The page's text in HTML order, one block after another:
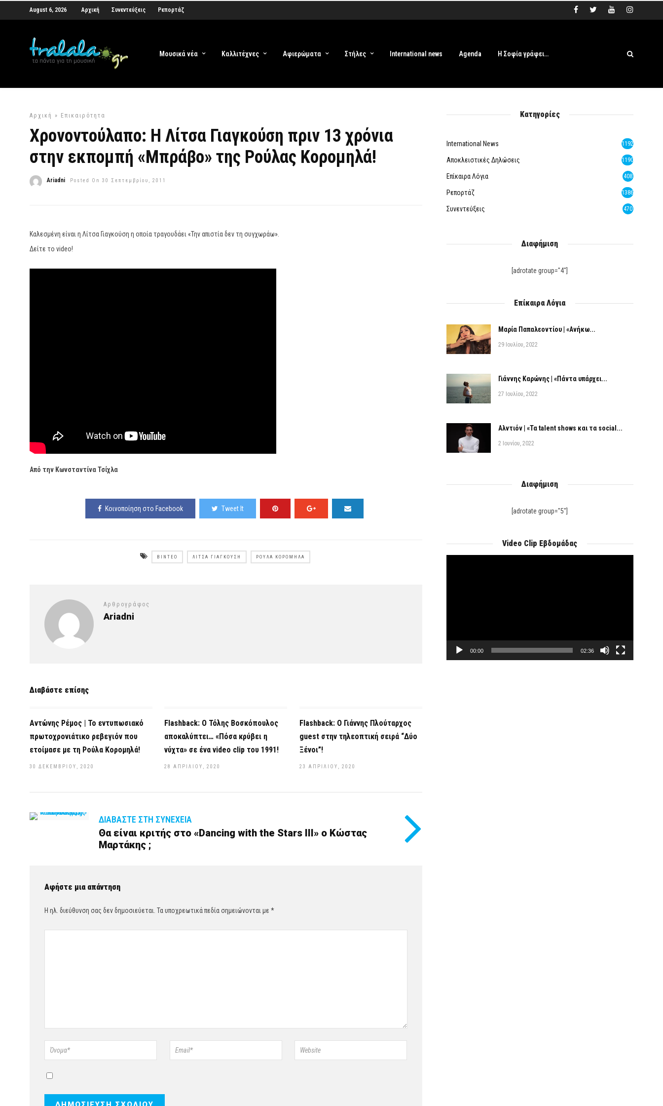
August 6, 2026 Αρχική Συνεντεύξεις Ρεπορτάζ
Μουσικά νέα Καλλιτέχνες Αφιερώματα Στήλες International news Agenda Η Σοφία γράφει…
Αρχική » Επικαιρότητα
Χρονοντούλαπο: Η Λίτσα Γιαγκούση πριν 13 χρόνια
στην εκπομπή «Μπράβο» της Ρούλας Κορομηλά!
Ariadni Posted On 30 Σεπτεμβρίου, 2011
Καλεσμένη είναι η Λίτσα Γιαγκούση η οποία τραγουδάει «Την απιστία δεν τη συγχωράω».
Δείτε το video!
Από την Κωνσταντίνα Τσίχλα
Κοινοποίηση στο Facebook Tweet It
ΒΊΝΤΕΟ ΛΊΤΣΑ ΓΙΑΓΚΟΎΣΗ ΡΟΎΛΑ ΚΟΡΟΜΗΛΆ
Αρθρογράφος
Ariadni
Διαβάστε επίσης
Αντώνης Ρέμος | Το εντυπωσιακό
πρωτοχρονιάτικο ρεβεγιόν που
ετοίμασε με τη Ρούλα Κορομηλά!
30 ΔΕΚΕΜΒΡΊΟΥ, 2020
Flashback: Ο Τόλης Βοσκόπουλος
αποκαλύπτει… «Πόσα κρύβει η
νύχτα» σε ένα video clip του 1991!
28 ΑΠΡΙΛΊΟΥ, 2020
Flashback: Ο Γιάννης Πλούταρχος
guest στην τηλεοπτική σειρά “Δύο
Ξένοι”!
23 ΑΠΡΙΛΊΟΥ, 2020
ΔΙΑΒΆΣΤΕ ΣΤΗ ΣΥΝΈΧΕΙΑ
Θα είναι κριτής στο «Dancing with the Stars III» ο Κώστας
Μαρτάκης ;
Αφήστε μια απάντηση
Η ηλ. διεύθυνση σας δεν δημοσιεύεται. Τα υποχρεωτικά πεδία σημειώνονται με *
Κατηγορίες
International News 1192
Αποκλειστικές Δηλώσεις 1190
Επίκαιρα Λόγια 408
Ρεπορτάζ 1386
Συνεντεύξεις 470
Διαφήμιση
[adrotate group="4"]
Επίκαιρα Λόγια
Μαρία Παπαλεοντίου | «Ανήκω...
29 Ιουλίου, 2022
Γιάννης Καρώνης | «Πάντα υπάρχει...
27 Ιουλίου, 2022
Αλντιόν | «Τα talent shows και τα social...
2 Ιουνίου, 2022
Διαφήμιση
[adrotate group="5"]
Video Clip Εβδομάδας
00:00 02:36